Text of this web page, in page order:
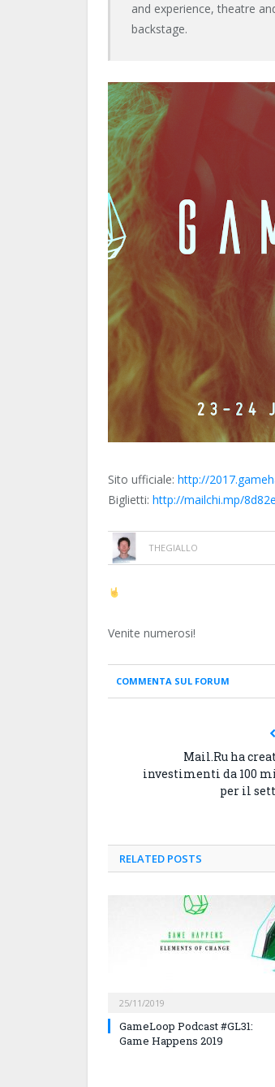
and experience, theatre
backstage.
Sito ufficiale: http://
Biglietti: http://mailchi.mp/
THEGIALLO
Venite numerosi!
COMMENTA SUL FORUM
Mail.Ru ha
investimenti da 100
per il
RELATED POSTS
25/11/2019
GameLoop Podcast #GL31:
Game Happens 2019